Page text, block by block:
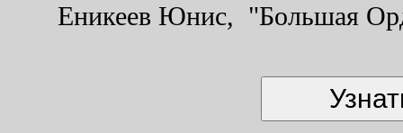
Еникеев Юнис, "Большая